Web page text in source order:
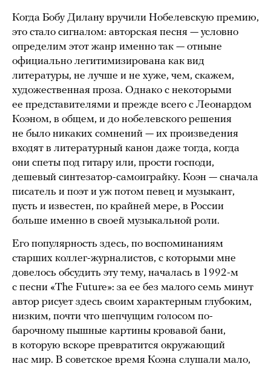
Когда Бобу Дилану вручили Нобелевскую премию,
это стало сигналом: авторская песня — условно
определим этот жанр именно так — отныне
официально легитимизирована как вид
литературы, не лучше и не хуже, чем, скажем,
художественная проза. Однако с некоторыми
ее представителями и прежде всего с Леонардом
Коэном, в общем, и до нобелевского решения
не было никаких сомнений — их произведения
входят в литературный канон даже тогда, когда
они спеты под гитару или, прости господи,
дешевый синтезатор-самоиграйку. Коэн — сначала
писатель и поэт и уж потом певец и музыкант,
пусть и известен, по крайней мере, в России
больше именно в своей музыкальной роли.
Его популярность здесь, по воспоминаниям
старших коллег-журналистов, с которыми мне
довелось обсудить эту тему, началась в 1992-м
с песни «The Future»: за ее без малого семь минут
автор рисует здесь своим характерным глубоким,
низким, почти что шепчущим голосом по-
барочному пышные картины кровавой бани,
в которую вскоре превратится окружающий
нас мир. В советское время Коэна слушали мало,